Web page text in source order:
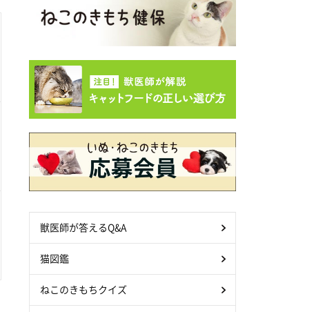
獣医師が答えるQ&A
猫図鑑
ねこのきもちクイズ